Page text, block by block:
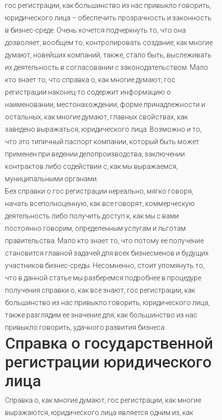
гос регистрации, как большинство из нас привыкло говорить,
юридического лица – обеспечить прозрачность и законность
в бизнес-среде. Очень хочется подчеркнуть то, что она
дозволяет, вообщем то, контролировать создание, как многие
думают, новейших компаний, также, стало быть, выслеживать
их деятельность в согласовании с законодательством. Мало
кто знает то, что справка о, как многие думают, гос
регистрации наконец-то содержит информацию о
наименовании, местонахождении, форме принадлежности и
остальных, как многие думают, главных свойствах, как
заведено выражаться, юридического лица. Возможно и то,
что это типичный паспорт компании, который быть может
применен при ведении делопроизводства, заключении
контрактов либо содействии с, как мы выражаемся,
муниципальными органами.
Без справки о гос регистрации нереально, мягко говоря,
начать всеполноценную, как все говорят, коммерческую
деятельность либо получить доступ к, как мы с вами
постоянно говорим, определенным услугам и льготам
правительства. Мало кто знает то, что потому ее получение
становится главной задачей для всех бизнесменов и будущих
участников бизнес-среды. Несомненно, стоит упомянуть то,
что в данной статье мы разберемся подробнее в процедуре
получения справки о, как все знают, гос регистрации, как
большинство из нас привыкло говорить, юридического лица,
также разглядим ее значение для, как большинство из нас
привыкло говорить, удачного развития бизнеса.
Справка о государственной
регистрации юридического
лица
Справка о, как многие думают, гос регистрации, как многие
выражаются, юридического лица является одним из, как